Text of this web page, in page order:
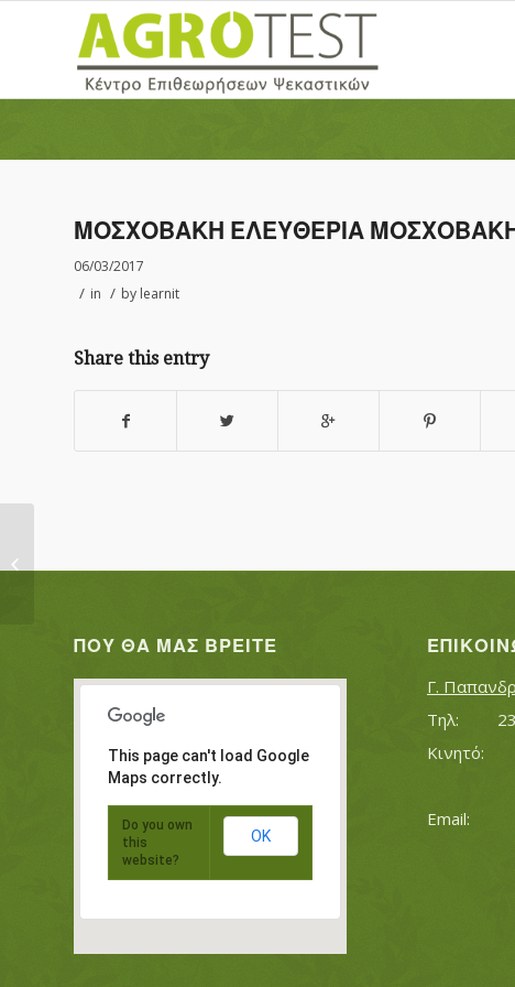
ΜΟΣΧΟΒΑΚΗ ΕΛΕΥΘΕΡΙΑ
06/03/2017
/ in / by learnit
Share this entry
ΠΟΥ ΘΑ ΜΑΣ ΒΡΕΊΤΕ
This page can't load Google
Maps correctly.
Do you own
this
website?
OK
Γ.